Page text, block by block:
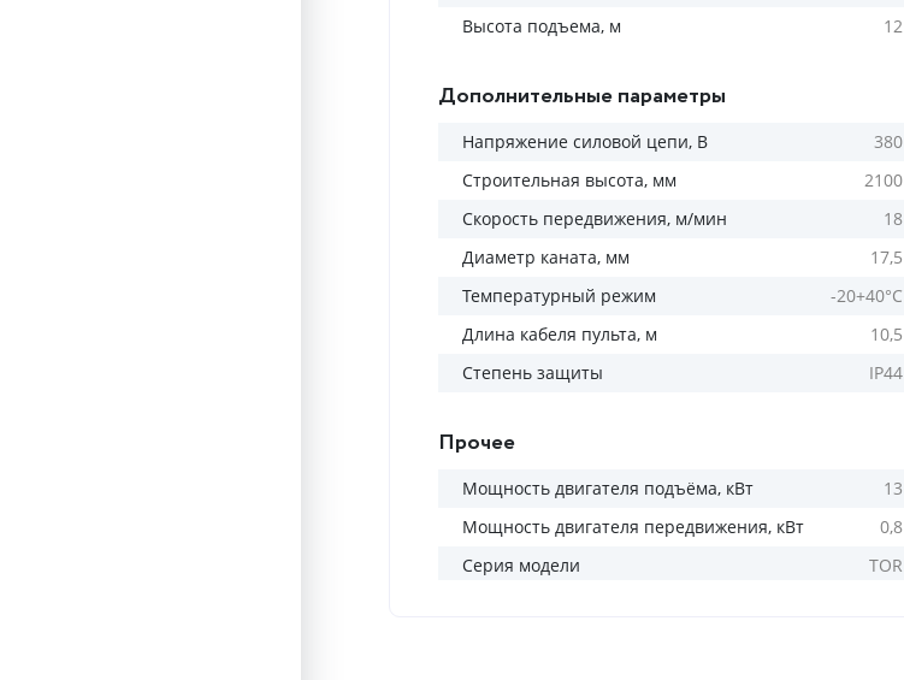
Высота подъема, м
12
Дополнительные параметры
Напряжение силовой цепи, В
380
Строительная высота, мм
2100
Скорость передвижения, м/мин
18
Диаметр каната, мм
17,5
Температурный режим
-20+40°С
Длина кабеля пульта, м
10,5
Степень защиты
IP44
Прочее
Мощность двигателя подъёма, кВт
13
Мощность двигателя передвижения, кВт
0,8
Серия модели
TOR